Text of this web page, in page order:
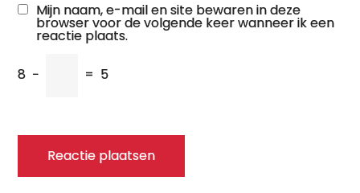
Mijn naam, e-mail en site bewaren in deze
browser voor de volgende keer wanneer ik een
reactie plaats.
8 − = 5